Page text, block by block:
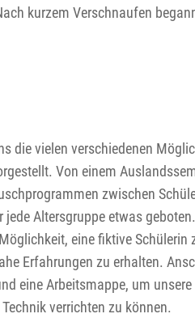
kurzem Verschnaufen
die vielen verschiedenen
Von einem
zwischen
jede Altersgruppe etwas
eine fiktive Schülerin
Erfahrungen zu erhalten.
eine Arbeitsmappe, um
verrichten zu können.